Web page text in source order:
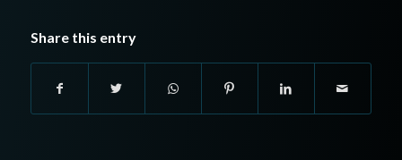
Share this entry